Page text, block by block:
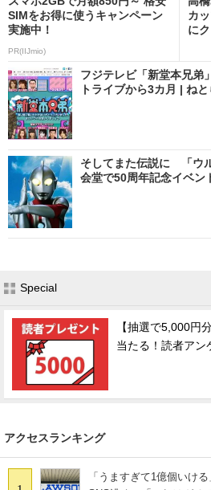
SIMをお得に使うキャンペーン
実施中！
PR(IIJmio)
カ
に
フジテレビ「新堂本兄
トライブから3カ月 | ね
そしてまた伝説に 「ウ
会堂で50周年記念イベン
Special
【抽選で5,000円
当たる！読者アン
アクセスランキング
「うますぎて1億個いけ